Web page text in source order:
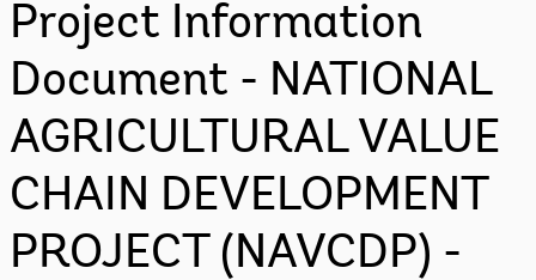
Project Information
Document - NATIONAL
AGRICULTURAL VALUE
CHAIN DEVELOPMENT
PROJECT (NAVCDP) -